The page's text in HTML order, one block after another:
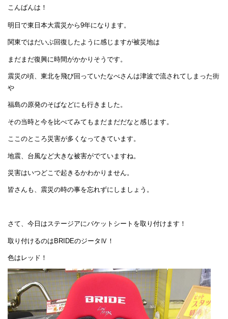
こんばんは！
明日で東日本大震災から9年になります。
関東ではだいぶ回復したように感じますが被災地は
まだまだ復興に時間がかかりそうです。
震災の頃、東北を飛び回っていたなべさんは津波で流されてしまった街
や
福島の原発のそばなどにも行きました。
その当時と今を比べてみてもまだまだだなと感じます。
ここのところ災害が多くなってきています。
地震、台風など大きな被害がでていますね。
災害はいつどこで起きるかわかりません。
皆さんも、震災の時の事を忘れずにしましょう。
さて、今日はステージアにバケットシートを取り付けます！
取り付けるのはBRIDEのジータⅣ！
色はレッド！